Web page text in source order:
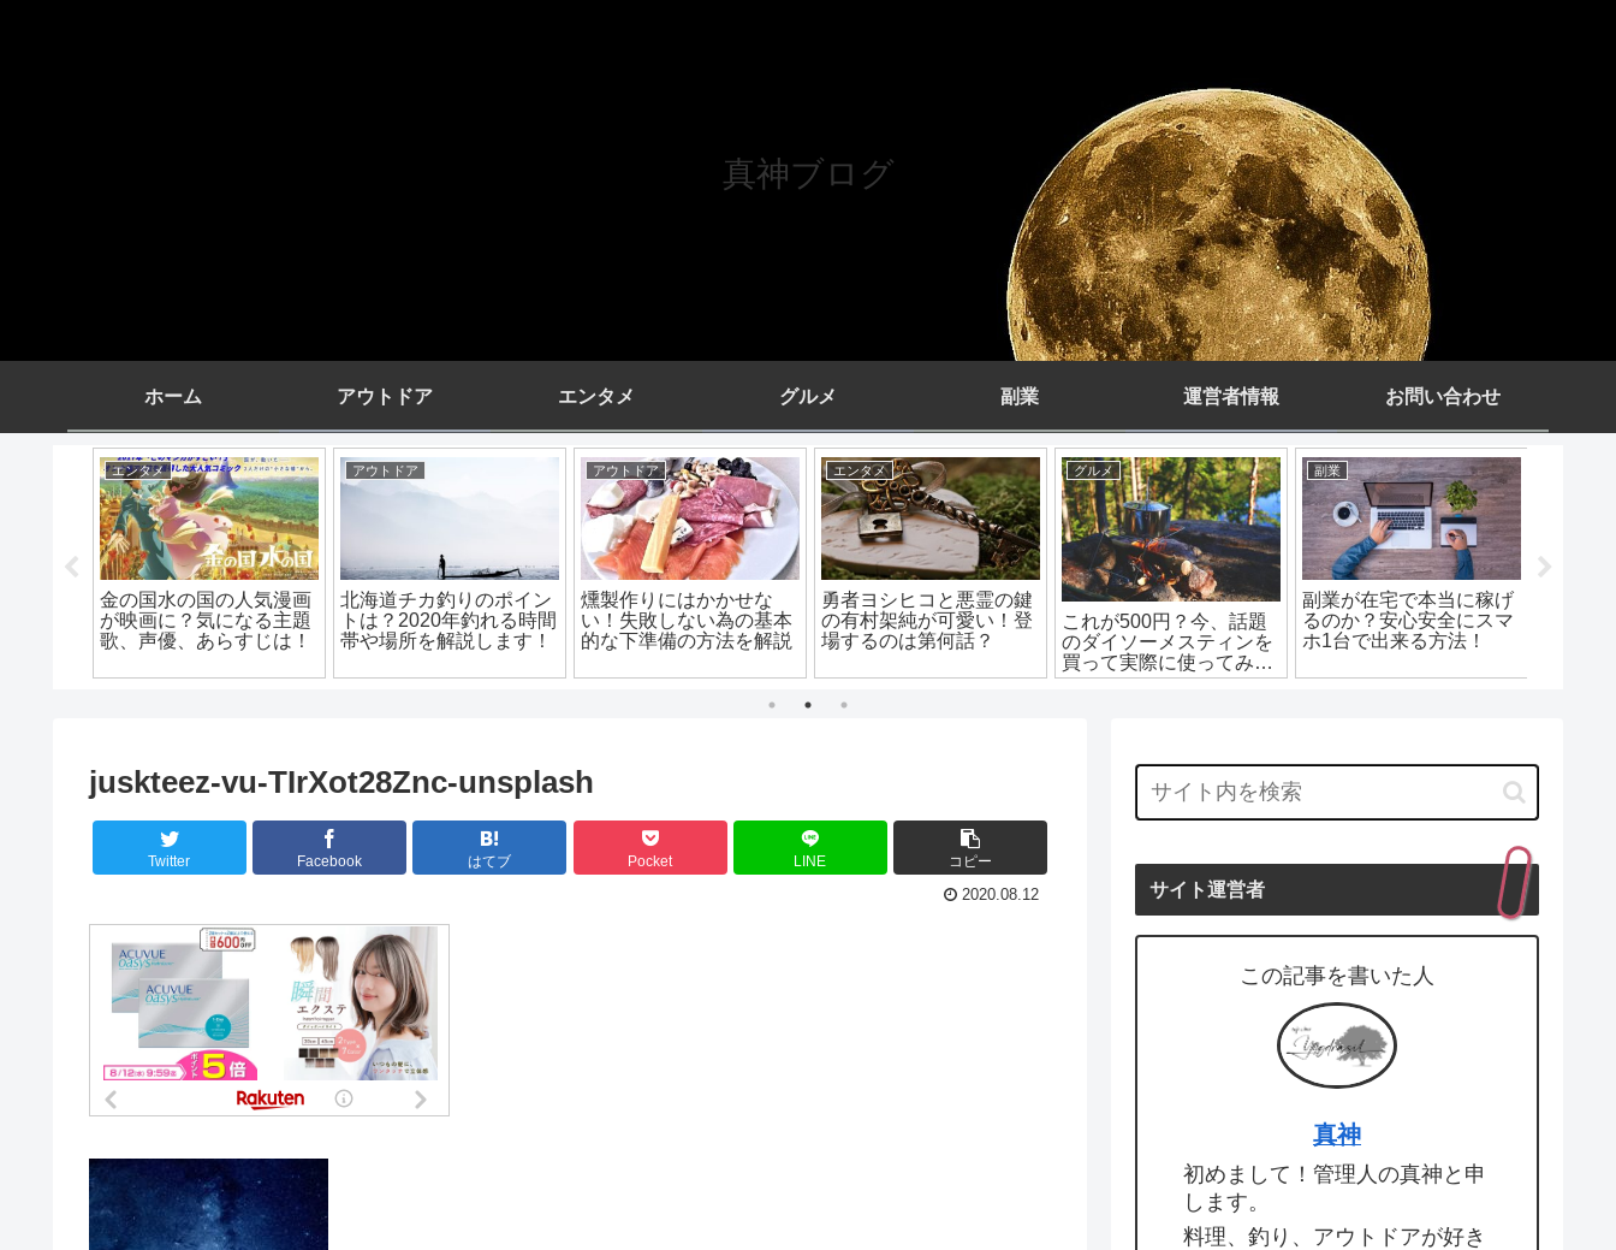
真神ブログ
ホーム アウトドア エンタメ グルメ 副業 運営者情報 お問い合わせ
エンタメ
金の国水の国の人気漫画
が映画に？気になる主題
歌、声優、あらすじは！
アウトドア
北海道チカ釣りのポイン
トは？2020年釣れる時間
帯や場所を解説します！
アウトドア
燻製作りにはかかせな
い！失敗しない為の基本
的な下準備の方法を解説
エンタメ
勇者ヨシヒコと悪霊の鍵
の有村架純が可愛い！登
場するのは第何話？
グルメ
これが500円？今、話題
のダイソーメスティンを
買って実際に使ってみた
感想
副業
副業が在宅で本当に稼げ
るのか？安心安全にスマ
ホ1台で出来る方法！
juskteez-vu-TIrXot28Znc-unsplash
Twitter Facebook はてブ Pocket LINE コピー
2020.08.12 サイト運営者
この記事を書いた人
真神
初めまして！管理人の真神と申
します。
料理、釣り、アウトドアが好き